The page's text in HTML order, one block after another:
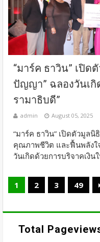
“มาร์ค ธาวิน” เปิด
ปัญญา” ฉลองวันเกิ
รามาธิบดี”
admin August 05, 2025
“มาร์ค ธาวิน” เปิดตัวมูล
คุณภาพชีวิต และฟื้นพลัง
วันเกิดด้วยการบริจาคเงินใ
1 2 3 49
Total